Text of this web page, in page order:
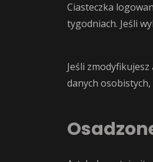
Ciasteczka
tygodniach. Jeśli
Jeśli
danych